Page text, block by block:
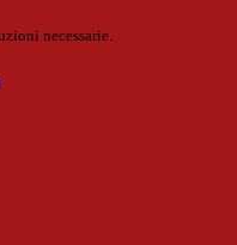
necessarie.